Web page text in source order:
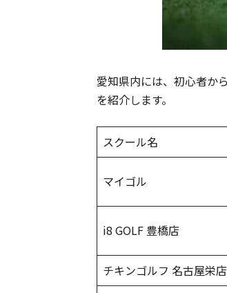
愛知県内には、初心者か
を紹介します。
スクール名
マイゴル
i8 GOLF 豊橋店
チキンゴルフ 名古屋栄店